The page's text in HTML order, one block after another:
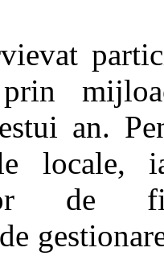
prin
an.
locale,
de